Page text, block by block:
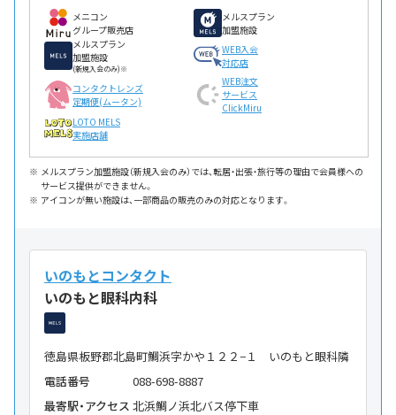
メニコン
グループ販売店
メルスプラン
加盟施設
メルスプラン
加盟施設
(新規入会のみ)※
WEB入会
対応店
コンタクトレンズ
定期便(ムータン)
WEB注文
サービス
ClickMiru
LOTO MELS
実施店舗
メルスプラン加盟施設（新規入会のみ）では、転居・出張・旅行等の理由で会員様への
サービス提供ができません。
アイコンが無い施設は、一部商品の販売のみの対応となります。
いのもとコンタクト
いのもと眼科内科
徳島県板野郡北島町鯛浜字かや１２２−１ いのもと眼科隣
電話番号
088-698-8887
最寄駅・アクセス 北浜鯛ノ浜北バス停下車